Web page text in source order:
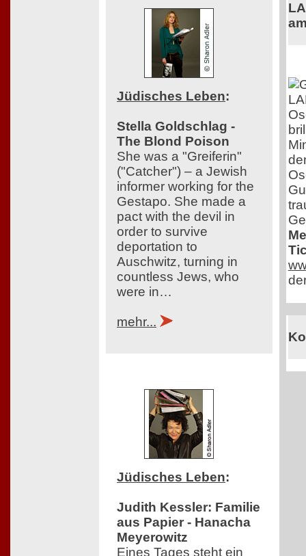
Jüdisches Leben:
Stella Goldschlag -
The Blond Poison
She was a "Greiferin"
("Catcher") – a Jewish
informer working for the
Gestapo. She made a
pact with the devil in
order to survive
deportation to
Auschwitz, turning in
countless Jews, who
were in…
mehr...
Jüdisches Leben:
Judith Kessler: Familie
aus Papier - Hanacha
Meyerowitz
Eines Tages steht ein